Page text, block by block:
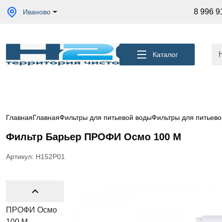
Иваново 8 996
Каталог
Акции
скважины
Фильтры
коттеджа
Септики
Электрические
ГлавнаяГлавнаяФильтры для питьевой водыФильтры для
Фильтр Барьер ПРОФИ Осмо 100 М
Артикул: Н152Р01